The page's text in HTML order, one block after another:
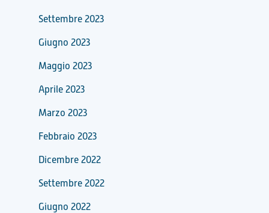
Settembre 2023
Giugno 2023
Maggio 2023
Aprile 2023
Marzo 2023
Febbraio 2023
Dicembre 2022
Settembre 2022
Giugno 2022